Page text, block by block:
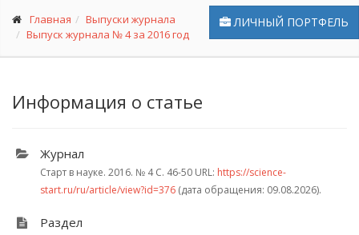
ЛИЧНЫЙ ПОРТФЕЛЬ
Главная
Выпуски журнала
Выпуск журнала № 4 за 2016 год
Информация о статье
Журнал
Старт в науке. 2016. № 4С. 46-50 URL: https://science-
start.ru/ru/article/view?id=376 (дата обращения: 09.08.2026).
Раздел